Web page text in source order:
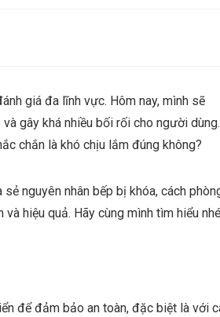
giá đa lĩnh vực. Hôm nay, mình sẽ
gây khá nhiều bối rối cho người dùng.
chắn là khó chịu lắm đúng không?
nguyên nhân bếp bị khóa, cách
hiệu quả. Hãy cùng mình tìm hiểu
để đảm bảo an toàn, đặc biệt là với